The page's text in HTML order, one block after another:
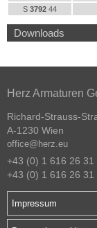
S 3792 44
Downloads
Herz Armaturen
Richard-Strauss-
A-1230 Wien
office@herz.eu
+43 (0) 1 616 26 31
+43 (0) 1 616 26 31
Impressum